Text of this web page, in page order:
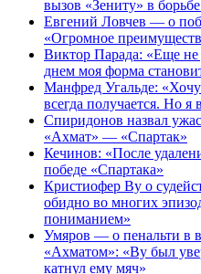
вызов «Зениту» в
Евгений Ловчев — о
«Огромное
Виктор Парада: «Еще
днем моя форма
Манфред Угальде:
всегда получается. Но
Спиридонов назвал
«Ахмат» — «Спартак»
Кечинов: «После
победе «Спартака»
Кристиофер Ву о
обидно во многих
пониманием»
Умяров — о пенальти в
«Ахматом»: «Ву был
катнул ему мяч»